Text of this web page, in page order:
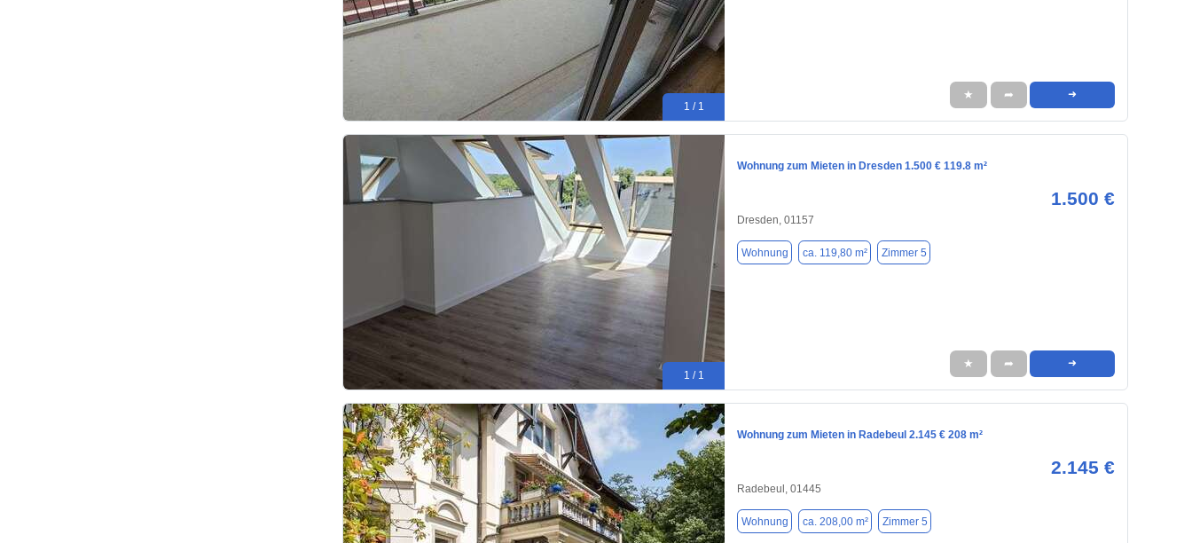
1 / 1
★ ➦ ➜
1 / 1
Wohnung zum Mieten in Dresden 1.500 € 119.8 m²
1.500 €
Dresden, 01157
Wohnung ca. 119,80 m² Zimmer 5
★ ➦ ➜
Wohnung zum Mieten in Radebeul 2.145 € 208 m²
2.145 €
Radebeul, 01445
Wohnung ca. 208,00 m² Zimmer 5